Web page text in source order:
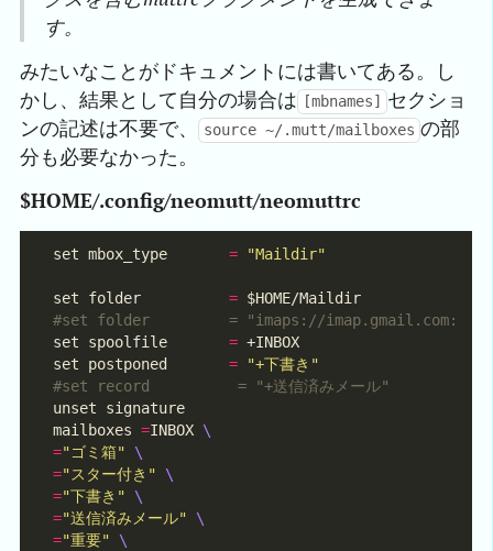
す。
みたいなことがドキュメントには書いてある。し
かし、結果として自分の場合は
[mbnames]
セクショ
ンの記述は不要で、
source ~/.mutt/mailboxes の部
分も必要なかった。
$HOME/.config/neomutt/neomuttrc
set mbox_type = "Maildir"
set folder = $HOME/
#set folder         = "imaps://imap.gmail.com:993"
set spoolfile =
set postponed =
"+下書き"
#set record          = "+送信済みメール"
unset
mailboxes =INBOX
="ゴミ箱"
="スター付き"
="下書き"
="送信済みメール"
="重要"